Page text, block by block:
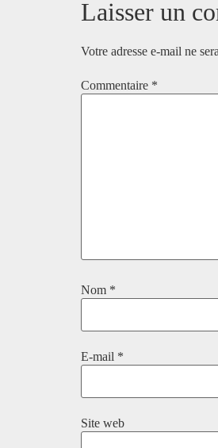
Laisser un
Votre adresse e-mail ne
Commentaire *
Nom *
E-mail *
Site web